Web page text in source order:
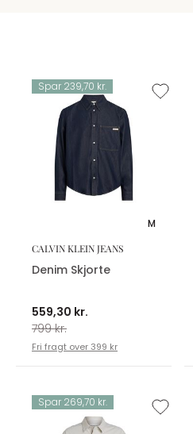
Spar 239,70 kr.
M
CALVIN KLEIN JEANS
Denim Skjorte
559,30 kr.
799 kr.
Fri fragt over 399 kr
Spar 269,70 kr.